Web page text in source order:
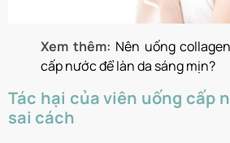
Xem thêm: Nên uống
cấp nước để làn da sáng mịn?
Tác hại của viên uống cấp
sai cách